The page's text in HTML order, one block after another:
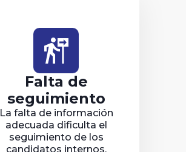
follow_the_signs
Falta de
seguimiento
La falta de información
adecuada dificulta el
seguimiento de los
candidatos internos.